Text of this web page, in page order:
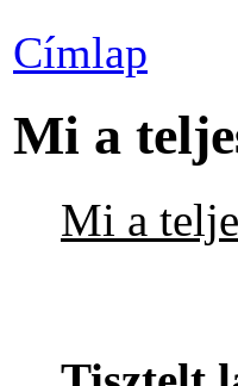
Címlap
Mi a
Mi a